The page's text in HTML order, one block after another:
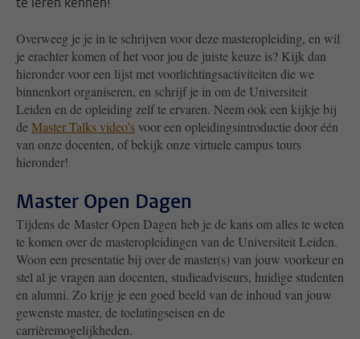
Overweeg je je in te schrijven voor deze masteropleiding, en wil
je erachter komen of het voor jou de juiste keuze is? Kijk dan
hieronder voor een lijst met voorlichtingsactiviteiten die we
binnenkort organiseren, en schrijf je in om de Universiteit
Leiden en de opleiding zelf te ervaren. Neem ook een kijkje bij
deMaster Talks video’s voor een opleidingsintroductie door één
van onze docenten, of bekijk onze virtuele campus tours
hieronder!
Master Open Dagen
Tijdens de Master Open Dagen heb je de kans om alles te weten
te komen over de masteropleidingen van de Universiteit Leiden.
Woon een presentatie bij over de master(s) van jouw voorkeur en
stel al je vragen aan docenten, studieadviseurs, huidige studenten
en alumni. Zo krijg je een goed beeld van de inhoud van jouw
gewenste master, de toelatingseisen en de
carrièremogelijkheden.